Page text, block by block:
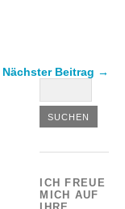
Nächster Beitrag →
ICH FREUE
MICH AUF